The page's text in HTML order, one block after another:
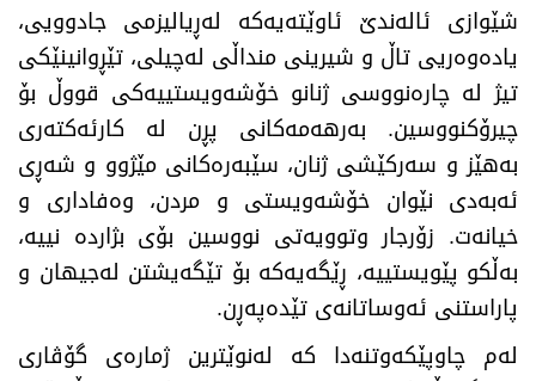
شێوازی ئالەندێ ئاوێتەیەکە لەڕیالیزمی جادوویی،
یادەوەریی تاڵ و شیرینی منداڵی لەچیلی، تێڕوانینێکی
تیژ لە چارەنووسی ژنانو خۆشەویستییەکی قووڵ بۆ
چیرۆکنووسین. بەرهەمەکانی پڕن لە کارئەکتەری
بەهێز و سەرکێشی ژنان، سێبەرەکانی مێژوو و شەڕی
ئەبەدی نێوان خۆشەویستی و مردن، وەفاداری و
خیانەت. زۆرجار وتوویەتی نووسین بۆی بژاردە نییە،
بەڵکو پێویستییە، ڕێگەیەکە بۆ تێگەیشتن لەجیهان و
پاراستنی ئەوساتانەی تێدەپەڕن.
لەم چاوپێکەوتنەدا کە لەنوێترین ژمارەی گۆڤاری